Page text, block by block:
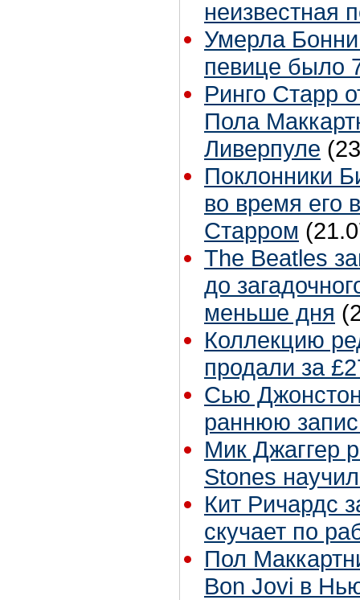
неизвестная
Умерла
певице было
Ринго Старр
Пола
Ливерпуле
Поклонники
во время его
Старром
The Beatles
до
меньше дня
Коллекцию
продали за
Сью
раннюю
Мик Джаггер
Stones
Кит Ричардс
скучает по
Пол
Bon Jovi в